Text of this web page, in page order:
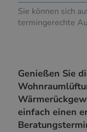
Sie können sich
termingerechte
Genießen Sie
einfach einen